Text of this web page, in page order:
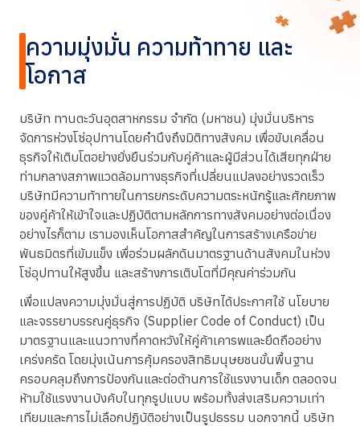
ความมุ่งมั่น ความท้าทาย และ
โอกาส
บริษัท ทานตะวันอุตสาหกรรม จำกัด (มหาชน) มุ่งมั่นบริหาร
จัดการห่วงโซ่อุปทานโดยคำนึงถึงมิติทางสังคม เพื่อขับเคลื่อน
ธุรกิจให้เติบโตอย่างยั่งยืนร่วมกับคู่ค้าและผู้มีส่วนได้เสียทุกฝ่าย
ท่ามกลางสภาพแวดล้อมทางธุรกิจที่เปลี่ยนแปลงอย่างรวดเร็ว
บริษัทมีความท้าทายในการยกระดับความตระหนักรู้และศักยภาพ
ของคู่ค้าให้เข้าใจและปฏิบัติตามหลักการทางสังคมอย่างต่อเนื่อง
อย่างไรก็ตาม เรามองเห็นโอกาสสำคัญในการสร้างเครือข่าย
พันธมิตรที่เข้มแข็ง เพื่อร่วมผลักดันมาตรฐานด้านสังคมในห่วง
โซ่อุปทานให้สูงขึ้น และสร้างการเติบโตที่มีคุณค่าร่วมกัน
เพื่อแปลงความมุ่งมั่นสู่การปฏิบัติ บริษัทได้ประกาศใช้ นโยบาย
และจรรยาบรรณคู่ธุรกิจ (Supplier Code of Conduct) เป็น
มาตรฐานและแนวทางที่คาดหวังให้คู่ค้าเคารพและยึดถืออย่าง
เคร่งครัด โดยมุ่งเน้นการคุ้มครองสิทธิมนุษยชนขั้นพื้นฐาน
ครอบคลุมถึงการป้องกันและต่อต้านการใช้แรงงานเด็ก ตลอดจน
ห้ามใช้แรงงานบังคับในทุกรูปแบบ พร้อมทั้งส่งเสริมความเท่า
เทียมและการไม่เลือกปฏิบัติอย่างเป็นรูปธรรม นอกจากนี้ บริษัท